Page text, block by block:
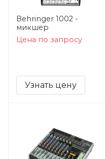
Behringer 1002 -
микшер
Цена по запросу
Узнать цену